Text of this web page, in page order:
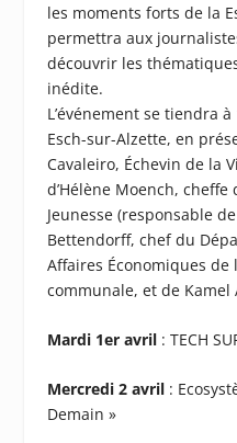
les moments forts de la
permettra aux
découvrir les
inédite.
L’événement se tiendra
Esch-sur-Alzette, en
Cavaleiro, Échevin de la
d’Hélène Moench,
Jeunesse (responsable
Bettendorff, chef du
Affaires Économiques de
communale, et de Kamel
Mardi 1er avril: TECH
Mercredi 2 avril:
Demain »